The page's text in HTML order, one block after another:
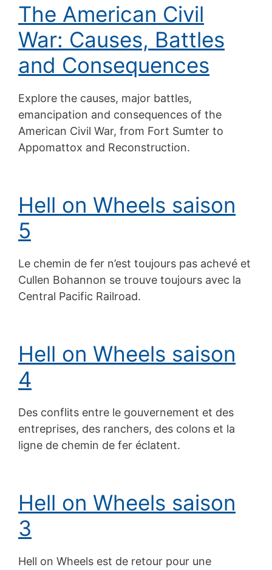
The American Civil
War: Causes, Battles
and Consequences
Explore the causes, major battles,
emancipation and consequences of the
American Civil War, from Fort Sumter to
Appomattox and Reconstruction.
Hell on Wheels saison
5
Le chemin de fer n’est toujours pas achevé et
Cullen Bohannon se trouve toujours avec la
Central Pacific Railroad.
Hell on Wheels saison
4
Des conflits entre le gouvernement et des
entreprises, des ranchers, des colons et la
ligne de chemin de fer éclatent.
Hell on Wheels saison
3
Hell on Wheels est de retour pour une